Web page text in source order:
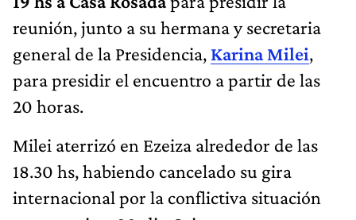
reunión, junto a su hermana y secretaria
general de la Presidencia, Karina Milei,
para presidir el encuentro a partir de las
20 horas.
Milei aterrizó en Ezeiza alrededor de las
18.30 hs, habiendo cancelado su gira
internacional por la conflictiva situación